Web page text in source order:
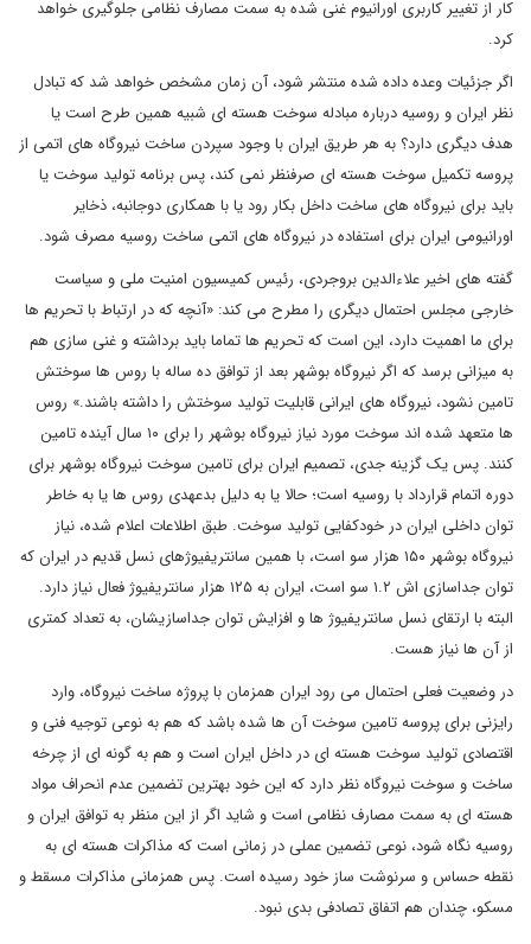
کار از تغییر کاربری اورانیوم غنی شده به سمت مصارف نظامی جلوگیری خواهد
کرد.
اگر جزئیات وعده داده شده منتشر شود، آن زمان مشخص خواهد شد که تبادل
نظر ایران و روسیه درباره مبادله سوخت هسته ای شبیه همین طرح است یا
هدف دیگری دارد؟ به هر طریق ایران با وجود سپردن ساخت نیروگاه های اتمی از
پروسه تکمیل سوخت هسته ای صرفنظر نمی کند، پس برنامه تولید سوخت یا
باید برای نیروگاه های ساخت داخل بکار رود یا با همکاری دوجانبه، ذخایر
اورانیومی ایران برای استفاده در نیروگاه های اتمی ساخت روسیه مصرف شود.
گفته های اخیر علاءالدین بروجردی، رئیس کمیسیون امنیت ملی و سیاست
خارجی مجلس احتمال دیگری را مطرح می کند: «آنچه که در ارتباط با تحریم ها
برای ما اهمیت دارد، این است که تحریم ها تماما باید برداشته و غنی سازی هم
به میزانی برسد که اگر نیروگاه بوشهر بعد از توافق ده ساله با روس ها سوختش
تامین نشود، نیروگاه های ایرانی قابلیت تولید سوختش را داشته باشند.» روس
ها متعهد شده اند سوخت مورد نیاز نیروگاه بوشهر را برای ۱۰ سال آینده تامین
کنند. پس یک گزینه جدی، تصمیم ایران برای تامین سوخت نیروگاه بوشهر برای
دوره اتمام قرارداد با روسیه است؛ حالا یا به دلیل بدعهدی روس ها یا به خاطر
توان داخلی ایران در خودکفایی تولید سوخت. طبق اطلاعات اعلام شده، نیاز
نیروگاه بوشهر ۱۵۰ هزار سو است، با همین سانتریفیوژهای نسل قدیم در ایران که
توان جداسازی اش ۱.۲ سو است، ایران به ۱۲۵ هزار سانتریفیوژ فعال نیاز دارد.
البته با ارتقای نسل سانتریفیوژ ها و افزایش توان جداسازیشان، به تعداد کمتری
از آن ها نیاز هست.
در وضعیت فعلی احتمال می رود ایران همزمان با پروژه ساخت نیروگاه، وارد
رایزنی برای پروسه تامین سوخت آن ها شده باشد که هم به نوعی توجیه فنی و
اقتصادی تولید سوخت هسته ای در داخل ایران است و هم به گونه ای از چرخه
ساخت و سوخت نیروگاه نظر دارد که این خود بهترین تضمین عدم انحراف مواد
هسته ای به سمت مصارف نظامی است و شاید اگر از این منظر به توافق ایران و
روسیه نگاه شود، نوعی تضمین عملی در زمانی است که مذاکرات هسته ای به
نقطه حساس و سرنوشت ساز خود رسیده است. پس همزمانی مذاکرات مسقط و
مسکو، چندان هم اتفاق تصادفی بدی نبود.